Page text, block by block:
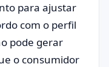
para ajustar
com o perfil
pode gerar
o consumidor